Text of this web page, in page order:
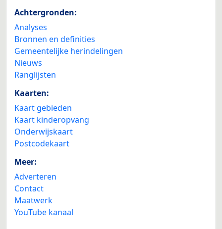
Achtergronden:
Analyses
Bronnen en definities
Gemeentelijke herindelingen
Nieuws
Ranglijsten
Kaarten:
Kaart gebieden
Kaart kinderopvang
Onderwijskaart
Postcodekaart
Meer:
Adverteren
Contact
Maatwerk
YouTube kanaal